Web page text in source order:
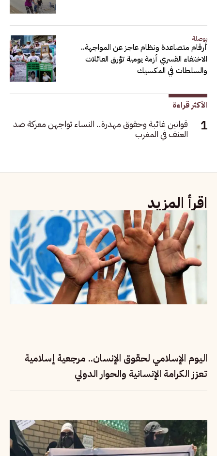
بوصلة
أرقام متصاعدة ونظام عاجز عن المواجهة..
الاختفاء القسري أزمة يومية تؤرق العائلات
والسلطات في المكسيك
الأكثر قراءة
قوانين غائبة وحقوق مهدرة.. النساء تواجهن معركة ضد
العنف في المغرب
اقرأ المزيد
اليوم الإسلامي لحقوق الإنسان.. مرجعية إسلامية
تعزز الكرامة الإنسانية والحوار الدولي